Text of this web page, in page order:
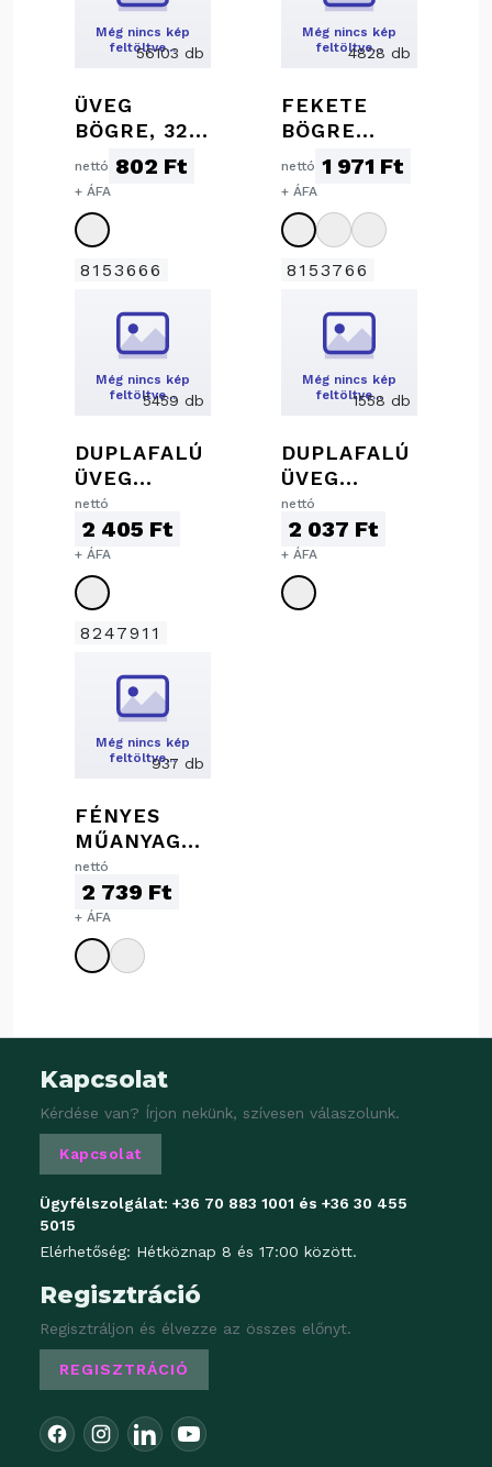
Még nincs kép
feltöltve…
56103 db
ÜVEG
BÖGRE, 320
ML
nettó 802 Ft
+ ÁFA
Még nincs kép
feltöltve…
4828 db
FEKETE
BÖGRE
SZÍNES
BELSŐVEL,
nettó 1 971 Ft
+ ÁFA
8153666
Még nincs kép
feltöltve…
5459 db
DUPLAFALÚ
ÜVEG
POHÁR, 500
ML
nettó
2 405 Ft
+ ÁFA
8153766
Még nincs kép
feltöltve…1558 db
DUPLAFALÚ
ÜVEG
POHÁR, 350
ML
nettó
2 037 Ft
+ ÁFA
8247911
Még nincs kép
feltöltve…937 db
FÉNYES
MŰANYAG
TALPAS
POHÁR, 460
ML
nettó
2 739 Ft
+ ÁFA
Kapcsolat
Kérdése van? Írjon nekünk, szívesen válaszolunk.
Kapcsolat
Ügyfélszolgálat: +36 70 883 1001 és +36 30 455
5015
Elérhetőség: Hétköznap 8 és 17:00 között.
Regisztráció
Regisztráljon és élvezze az összes előnyt.
REGISZTRÁCIÓ